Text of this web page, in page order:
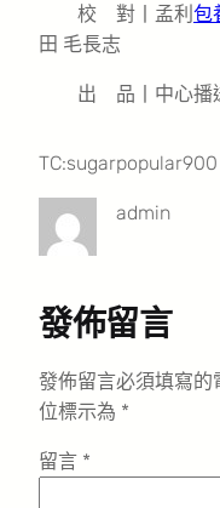
校 對丨孟利 包
田 毛長志
出 品丨中心播
TC:sugarpopular900
admin
發佈留言
發佈留言必須填寫的
位標示為 *
留言 *